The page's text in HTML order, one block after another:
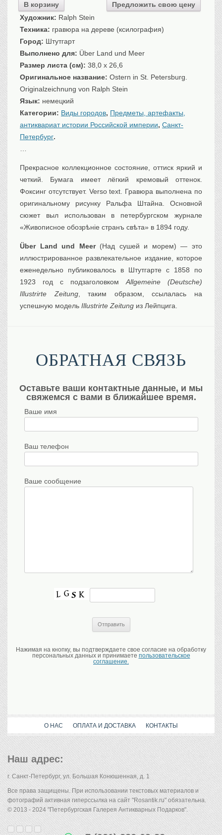
Ценные бумаги
История моды.
Гражданская мода
Униформа
Охота. Флора. Фауна
Техника, транспорт,
Транспорт
Флот, кораблестроение
Связь
Букинистика
Оружие, военная атрибутика
Выставочные экспонаты XVI-XIXв.
Досуг
Разное
В корзину Предложить свою цену
Художник: Ralph Stein
Техника: гравюра на дереве (ксилография)
Город: Штутгарт
Выполнено для: Über Land und Meer
Размер листа (см): 38,0 x 26,6
Оригинальное название: Ostern in St. Petersburg.
Originalzeichnung von Ralph Stein
Язык: немецкий
Категории: Виды городов, Предметы, артефакты,
антиквариат истории Российской империи, Санкт-
Петербург.
Прекрасное коллекционное состояние, оттиск яркий и
четкий. Бумага имеет лёгкий кремовый оттенок.
Фоксинг отсутствует. Verso text. Гравюра выполнена по
оригинальному рисунку Ральфа Штайна. Основной
сюжет выл использован в петербургском журнале
«Живописное обозрѣнiе странъ свѣта» в 1894 году.
Über Land und Meer(Над сушей и морем) — это
иллюстрированное развлекательное издание, которое
еженедельно публиковалось в Штутгарте с 1858 по
1923 год с подзаголовком Allgemeine (Deutsche)
Illustrirte Zeitung, таким образом, ссылалась на
успешную модель Illustrirte Zeitung из Лейпцига.
ОБРАТНАЯ СВЯЗЬ
Оставьте ваши контактные данные, и мы
свяжемся с вами в ближайшее время.
Ваше имя
Ваш телефон
Ваше сообщение
Нажимая на кнопку, вы подтверждаете свое согласие на обработку
персональных данных и принимаете пользовательское
соглашение.
О НАС ОПЛАТА И ДОСТАВКА КОНТАКТЫ
Наш адрес:
г. Санкт-Петербург, ул. Большая Конюшенная, д. 1
Все права защищены. При использовании текстовых материалов и
фотографий активная гиперссылка на сайт "Rosantik.ru" обязательна.
© 2013 - 2024 "Петербургская Галерея Антикварных Подарков".